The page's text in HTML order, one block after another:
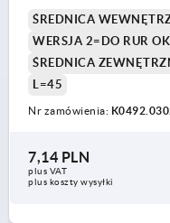
ŚREDNICA
WERSJA 2=DO RUR
ŚREDNICA
L=45
Nr zamówienia:
7,14 PLN
plus VAT
plus koszty wysyłki